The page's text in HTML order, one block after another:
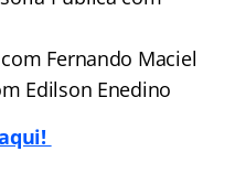
Fernando Maciel
Edilson Enedino